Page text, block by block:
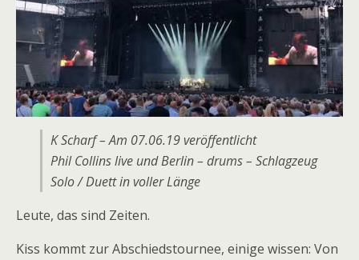
K Scharf – Am 07.06.19 veröffentlicht
Phil Collins live und Berlin – drums – Schlagzeug
Solo / Duett in voller Länge
Leute, das sind Zeiten.
Kiss kommt zur Abschiedstournee, einige wissen: Von